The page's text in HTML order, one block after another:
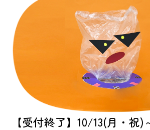
【受付終了】10/13(月・祝)